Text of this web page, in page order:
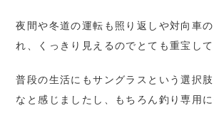
夜間や冬道の運転も照り返しや対向車
れ、くっきり見えるのでとても重宝して
普段の生活にもサングラスという選択
なと感じましたし、もちろん釣り専用